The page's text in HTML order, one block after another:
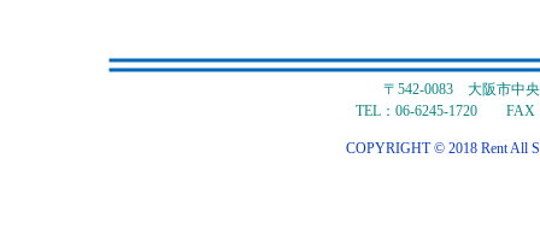
〒542-0083 大阪市中
TEL：06-6245-1720 FAX
COPYRIGHT © 2018 Rent All